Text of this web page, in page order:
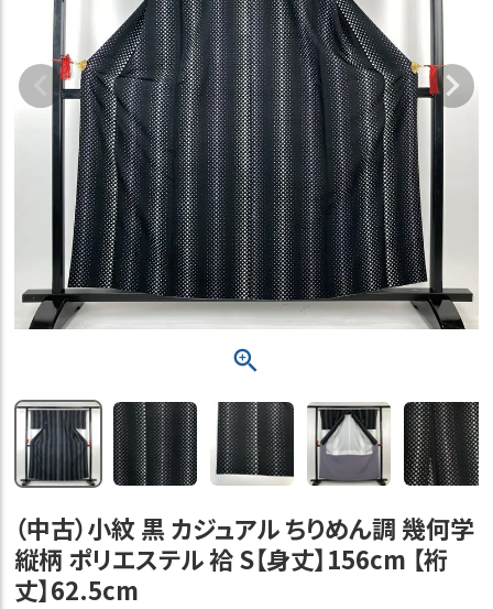
（中古）小紋 黒 カジュアル ちりめん調 幾何学
縦柄 ポリエステル 袷 S【身丈】156cm 【裄
丈】62.5cm